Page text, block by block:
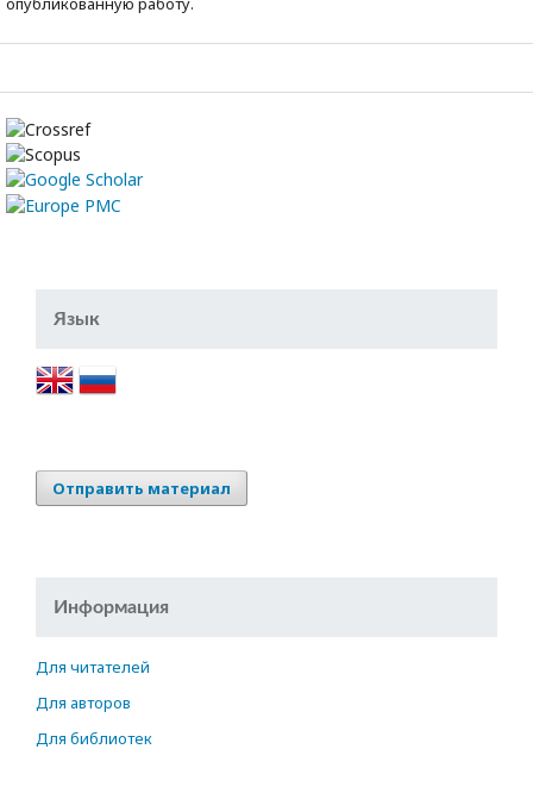
Язык
Отправить материал
Информация
Для читателей
Для авторов
Для библиотек